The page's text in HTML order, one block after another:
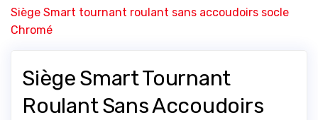
Siège Smart tournant roulant sans accoudoirs socle
Chromé
Siège Smart Tournant
Roulant Sans Accoudoirs